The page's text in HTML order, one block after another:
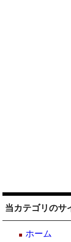
当カテゴリのサ
ホーム